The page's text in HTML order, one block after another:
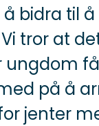
å bidra til
tror at
på å
jenter